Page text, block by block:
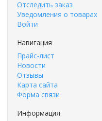
Отследить заказ
Уведомления о товарах
Войти
Навигация
Прайс-лист
Новости
Отзывы
Карта сайта
Форма связи
Информация